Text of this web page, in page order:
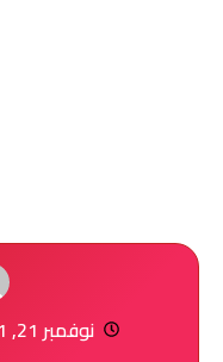
نوفمبر 21, 2021